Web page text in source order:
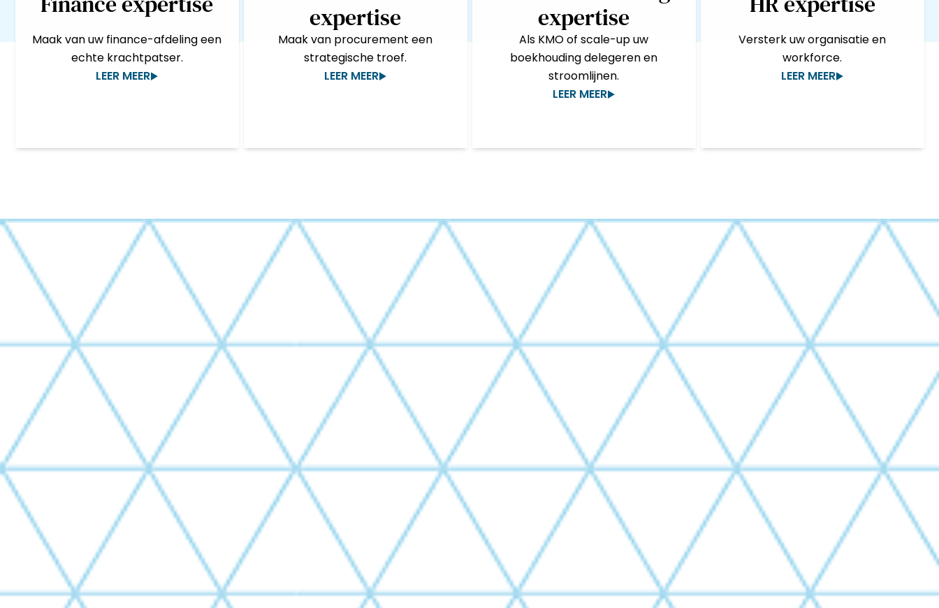
Maak van uw finance-afdeling een
echte krachtpatser.
LEER MEER
expertise
Maak van procurement een
strategische troef.
LEER MEER
expertise
Als KMO of scale-up uw
boekhouding delegeren en
stroomlijnen.
LEER MEER
Versterk uw organisatie en
workforce.
LEER MEER